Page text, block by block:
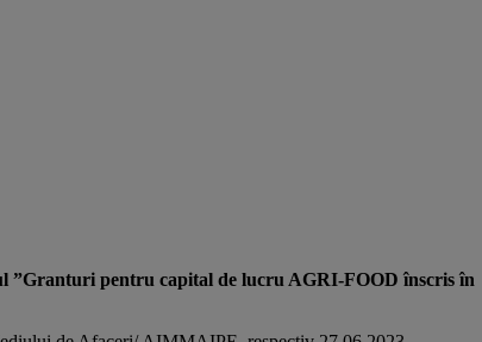
”Granturi pentru capital de lucru AGRI-FOOD înscris în